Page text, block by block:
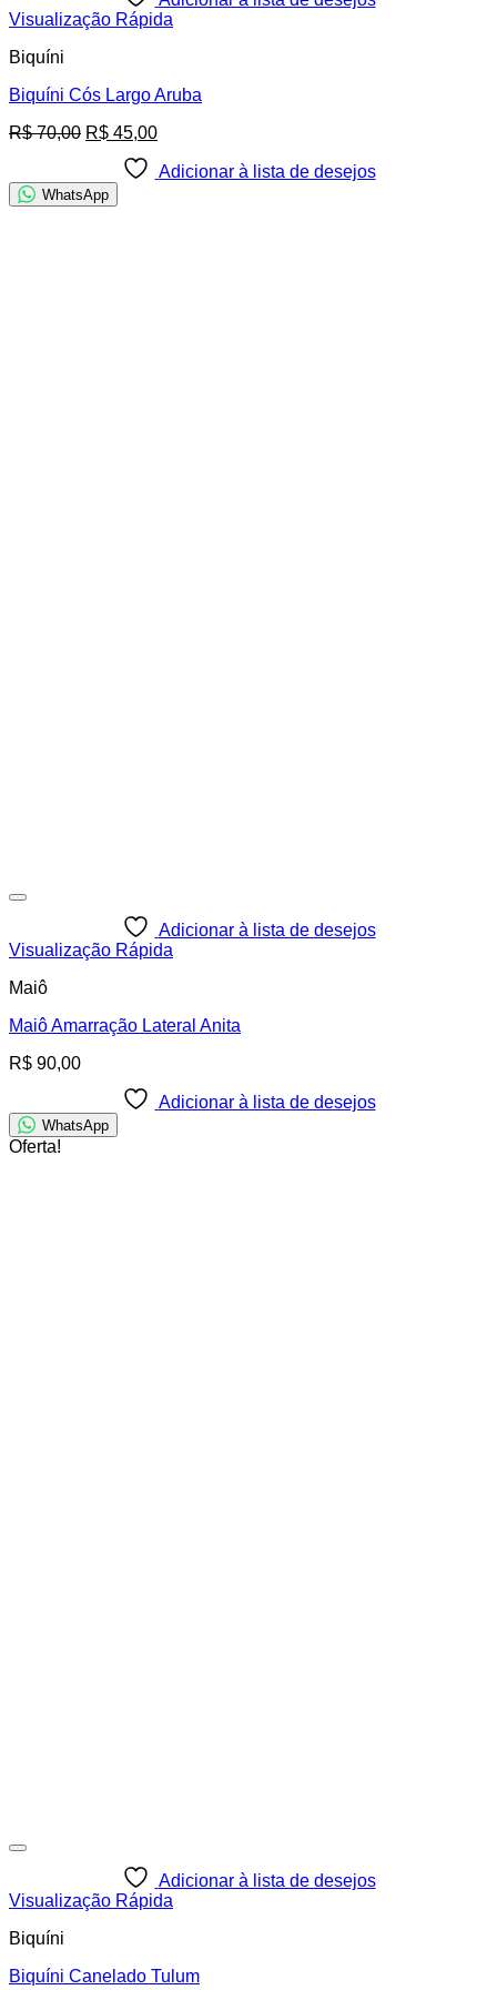
Visualização Rápida
Biquíni
Biquíni Cós Largo Aruba
R$70,00 O
original
era:
R$ 70,00.
R$ 45,00O
atual
Adicionar à lista de desejos
WhatsApp
Adicionar à lista de desejos
Visualização Rápida
Maiô
Maiô Amarração Lateral Anita
R$ 90,00
Adicionar à lista de desejos
WhatsApp
Oferta!
Adicionar à lista de desejos
Visualização Rápida
Biquíni
Biquíni Canelado Tulum